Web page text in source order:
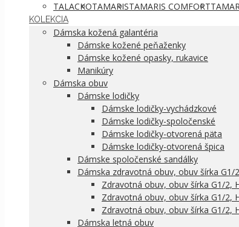
TALACKOTAMARISTAMARIS COMFORT
KOLEKCIA
Dámska kožená galantéria
Dámske kožené peňaženky
Dámske kožené opasky, rukavice
Manikúry
Dámska obuv
Dámske lodičky
Dámske lodičky-vychádzkové
Dámske lodičky-spoločenské
Dámske lodičky-otvorená päta
Dámske lodičky-otvorená špica
Dámske spoločenské sandálky
Dámska zdravotná obuv, obuv šírka G1/
Zdravotná obuv, obuv šírka G1/2,
Zdravotná obuv, obuv šírka G1/2,
Zdravotná obuv, obuv šírka G1/2,
Dámska letná obuv